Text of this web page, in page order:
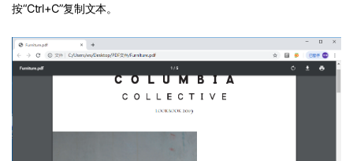
按“Ctrl+C”复制文本。